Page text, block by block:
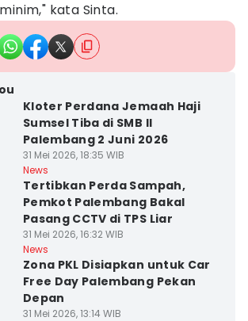
kata Sinta.
Kloter Perdana Jemaah Haji
Sumsel Tiba di SMB II
Palembang 2 Juni 2026
31 Mei 2026, 18:35 WIB
News
Tertibkan Perda Sampah,
Pemkot Palembang Bakal
Pasang CCTV di TPS Liar
31 Mei 2026, 16:32 WIB
News
Zona PKL Disiapkan untuk Car
Free Day Palembang Pekan
Depan
31 Mei 2026, 13:14 WIB